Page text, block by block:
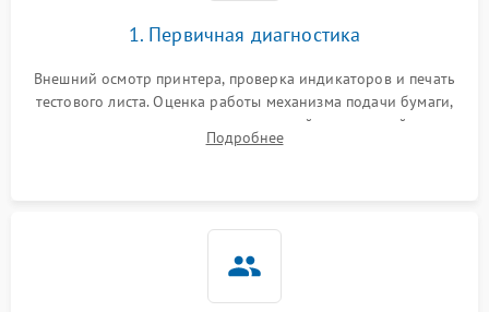
1. Первичная диагностика
Внешний осмотр принтера, проверка индикаторов и печать
тестового листа. Оценка работы механизма подачи бумаги,
выявление посторонних шумов, замятий и первичный анализ
дефектов печати (полосы, фон, пробелы).
Подробнее